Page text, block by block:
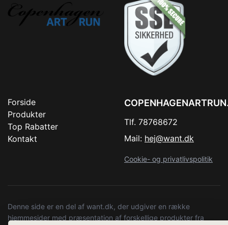
Forside
Produkter
Top Rabatter
Kontakt
Tlf. 78768672
Mail: hej@want.dk
Cookie- og privatlivspolitik
Denne side er en del af want.dk, der udgiver en række
hjemmesider med præsentation af forskellige produkter fra